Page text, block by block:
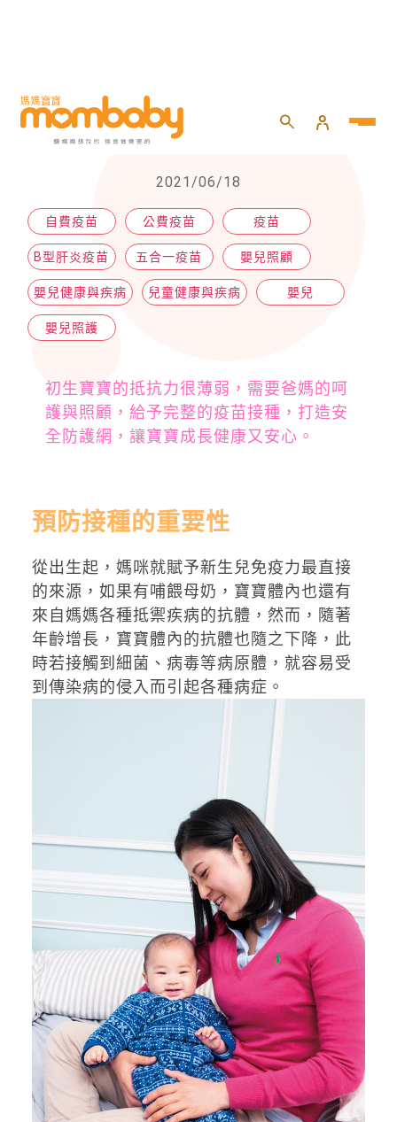
HOME 嬰兒 嬰兒照護
預防接種，寶寶疫苗完整解析
2021/06/18
自費疫苗 公費疫苗 疫苗
B型肝炎疫苗 五合一疫苗 嬰兒照顧
嬰兒健康與疾病 兒童健康與疾病 嬰兒
嬰兒照護
初生寶寶的抵抗力很薄弱，需要爸媽的呵
護與照顧，給予完整的疫苗接種，打造安
全防護網，讓寶寶成長健康又安心。
預防接種的重要性
從出生起，媽咪就賦予新生兒免疫力最直接
的來源，如果有哺餵母奶，寶寶體內也還有
來自媽媽各種抵禦疾病的抗體，然而，隨著
年齡增長，寶寶體內的抗體也隨之下降，此
時若接觸到細菌、病毒等病原體，就容易受
到傳染病的侵入而引起各種病症。